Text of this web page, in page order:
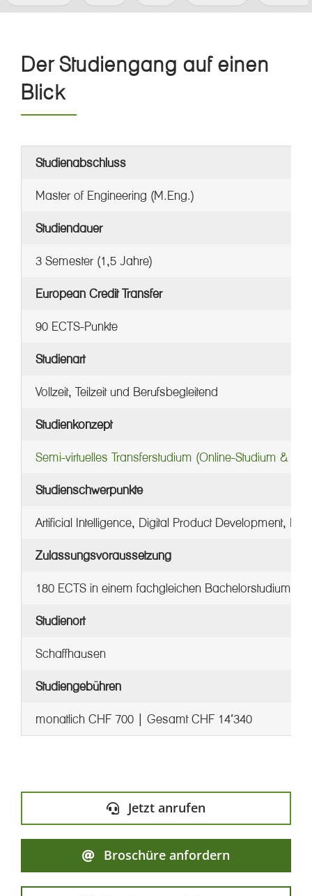
Der Studiengang auf einen
Blick
Studienabschluss
Master of Engineering (M.Eng.)
Studiendauer
3 Semester (1,5 Jahre)
European Credit Transfer
90 ECTS-Punkte
Studienart
Vollzeit, Teilzeit und Berufsbegleitend
Studienkonzept
Semi-virtuelles Transferstudium (Online-Studium &
Studienschwerpunkte
Artificial Intelligence, Digital Product Development,
Zulassungsvoraussetzung
180 ECTS in einem fachgleichen Bachelorstudium
Studienort
Schaffhausen
Studiengebühren
monatlich CHF 700 | Gesamt CHF 14’340
Jetzt anrufen
Broschüre anfordern